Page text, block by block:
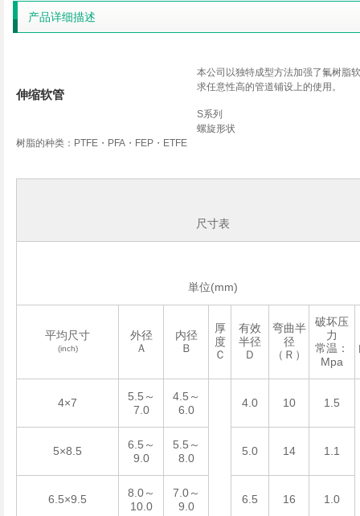
产品详细描述
伸缩软管
本公司以独特成型方法加强了氟树脂
求任意性高的管道铺设上的使用。
S系列
螺旋形状
树脂的种类： PTFE ・ PFA ・ FEP ・ ETFE
尺寸表
単位(mm)
平均尺寸
(inch)
外径
Ａ
内径
Ｂ
厚
度
Ｃ
有效
半径
Ｄ
弯曲半
径
（Ｒ）
破坏压
力
常温：
Mpa
4×7 5.5 ～
7.0
4.5 ～
6.0
4.0 10 1.5
5×8.5 6.5 ～
9.0
5.5 ～
8.0
5.0 14 1.1
6.5×9.5 8.0～
10.0
7.0～
9.0
6.5 16 1.0